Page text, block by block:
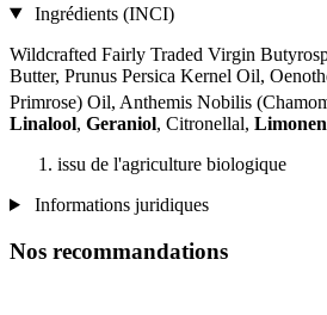
Ingrédients (INCI)
Wildcrafted Fairly Traded Virgin
Butter, Prunus Persica Kernel Oil,
Primrose) Oil, Anthemis Nobilis
Linalool, Geraniol, Citronellal,
issu de l'agriculture biologique
Informations juridiques
Nos recommandations